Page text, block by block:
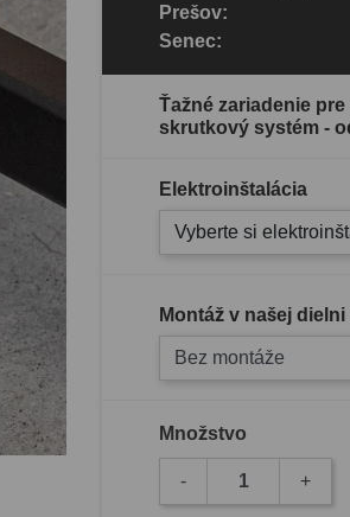
Prešov:
Senec:
Ťažné zariadenie pre
skrutkový systém -
Elektroinštalácia
Vyberte si
Montáž v našej
Bez montáže
Množstvo
- +